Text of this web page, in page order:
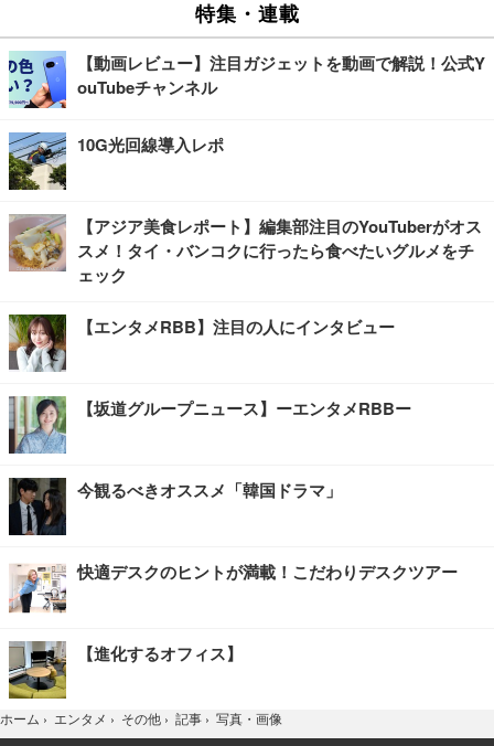
特集・連載
【動画レビュー】注目ガジェットを動画で解説！公式Y
ouTubeチャンネル
10G光回線導入レポ
【アジア美食レポート】編集部注目のYouTuberがオス
スメ！タイ・バンコクに行ったら食べたいグルメをチ
ェック
【エンタメRBB】注目の人にインタビュー
【坂道グループニュース】ーエンタメRBBー
今観るべきオススメ「韓国ドラマ」
快適デスクのヒントが満載！こだわりデスクツアー
【進化するオフィス】
ホーム › エンタメ › その他 › 記事 › 写真・画像